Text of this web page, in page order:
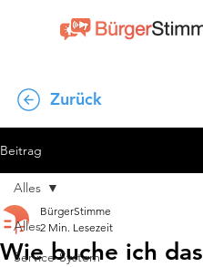
Zurück
Beitrag
Alles
Service-System
Alles
Wie buche ich das
BürgerStimme
2 Min. Lesezeit